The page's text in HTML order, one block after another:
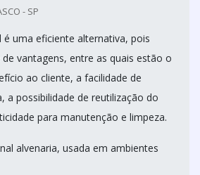
- SP
é uma eficiente alternativa, pois
vantagens, entre as quais estão o
ao cliente, a facilidade de
a possibilidade de reutilização do
para manutenção e limpeza.
alvenaria, usada em ambientes